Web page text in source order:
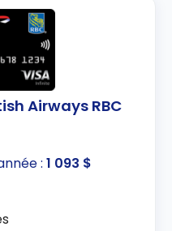
Airways RBC
:1 093 $